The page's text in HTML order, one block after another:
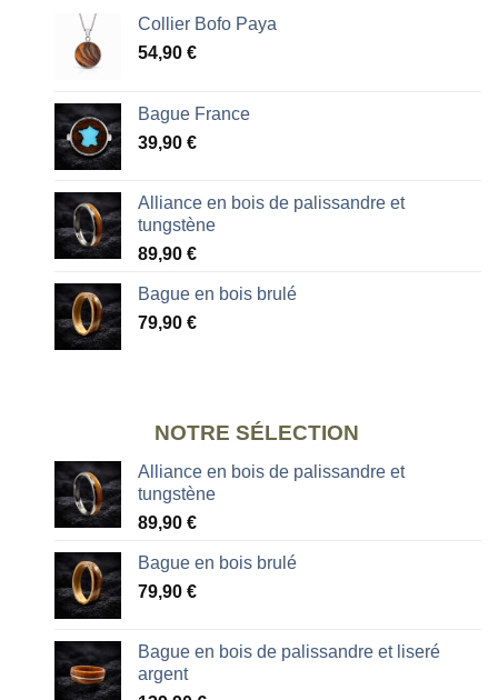
Collier Bofo Paya
54,90 €
Bague France
39,90 €
Alliance en bois de palissandre et
tungstène
89,90 €
Bague en bois brulé
79,90 €
NOTRE SÉLECTION
Alliance en bois de palissandre et
tungstène
89,90 €
Bague en bois brulé
79,90 €
Bague en bois de palissandre et liseré
argent